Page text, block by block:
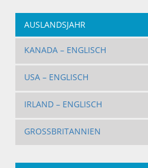
AUSLANDSJAHR
KANADA – ENGLISCH
USA – ENGLISCH
IRLAND – ENGLISCH
GROSSBRITANNIEN